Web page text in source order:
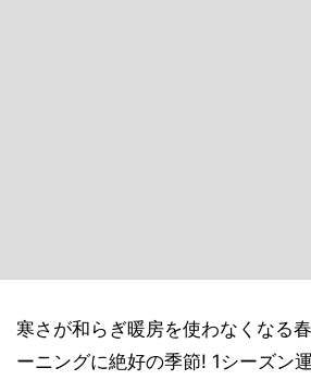
寒さが和らぎ暖房を使わなくなる
ーニングに絶好の季節! 1シーズン